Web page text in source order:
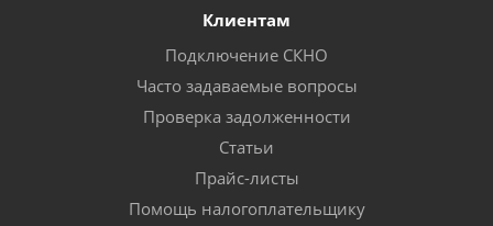
Клиентам
Подключение СКНО
Часто задаваемые вопросы
Проверка задолженности
Статьи
Прайс-листы
Помощь налогоплательщику